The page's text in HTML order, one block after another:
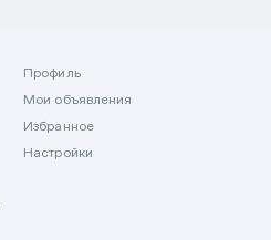
Профиль
Мои объявления
Избранное
Настройки